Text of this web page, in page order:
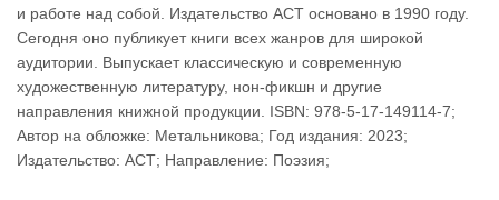
и работе над собой. Издательство АСТ основано в 1990 году.
Сегодня оно публикует книги всех жанров для широкой
аудитории. Выпускает классическую и современную
художественную литературу, нон-фикшн и другие
направления книжной продукции. ISBN: 978-5-17-149114-7;
Автор на обложке: Метальникова; Год издания: 2023;
Издательство: АСТ; Направление: Поэзия;